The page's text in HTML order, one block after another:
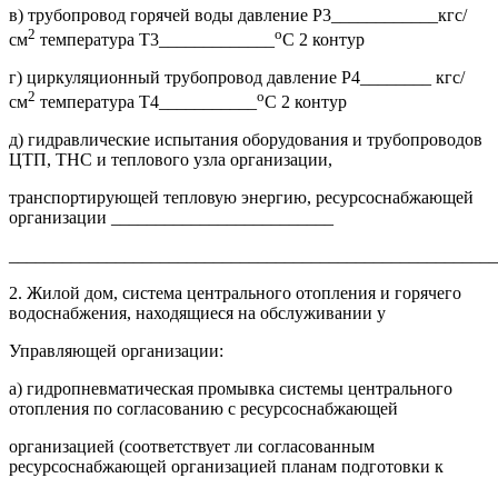
в) трубопровод горячей воды давление Р3____________кгс/
см2 температура Т3_____________ оС 2 контур
г) циркуляционный трубопровод давление Р4________ кгс/
см2 температура Т4___________ оС 2 контур
д) гидравлические испытания оборудования и трубопроводов
ЦТП, ТНС и теплового узла организации,
транспортирующей тепловую энергию, ресурсоснабжающей
организации _________________________
2. Жилой дом, система центрального отопления и горячего
водоснабжения, находящиеся на обслуживании у
Управляющей организации:
а) гидропневматическая промывка системы центрального
отопления по согласованию с ресурсоснабжающей
организацией (соответствует ли согласованным
ресурсоснабжающей организацией планам подготовки к